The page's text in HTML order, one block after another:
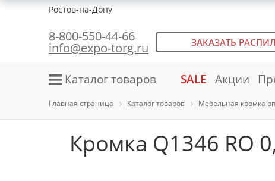
Ростов-на-Дону
8-800-550-44-66
info@expo-torg.ru ЗАКАЗАТЬ РАСПИЛ
Каталог товаров SALE Акции
Главная страница Каталог товаров Мебельная кромка
Кромка Q1346 RO